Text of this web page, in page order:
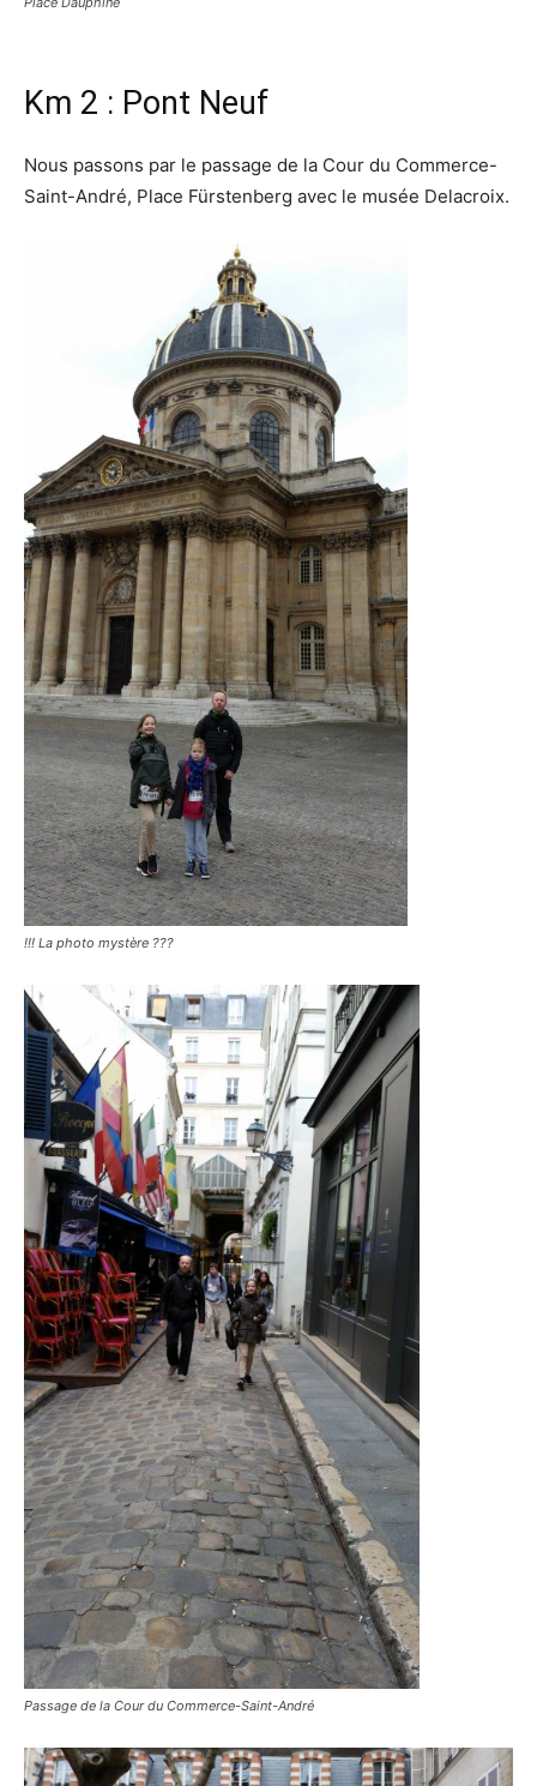
Km 2 : Pont Neuf
Nous passons par le passage de la Cour du Commerce-
Saint-André, Place Fürstenberg avec le musée Delacroix.
!!! La photo mystère ???
Passage de la Cour du Commerce-Saint-André